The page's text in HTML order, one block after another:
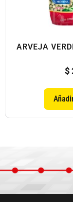
ARVEJA
$